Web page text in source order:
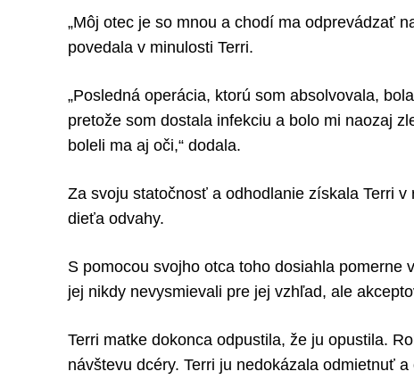
„Môj otec je so mnou a chodí ma odprevádzať
povedala v minulosti Terri.
„Posledná operácia, ktorú som absolvovala,
pretože som dostala infekciu a bolo mi naozaj
boleli ma aj oči,“ dodala.
Za svoju statočnosť a odhodlanie získala Terri
dieťa odvahy.
S pomocou svojho otca toho dosiahla
jej nikdy nevysmievali pre jej vzhľad, ale
Terri matke dokonca odpustila, že ju opustila.
návštevu dcéry. Terri ju nedokázala odmietnuť